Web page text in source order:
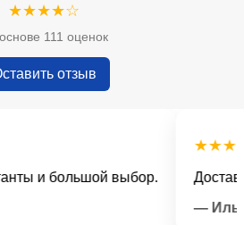
★★★★☆
111 оценок
отзыв
и большой выбор.
★★★★★
Доставка
— Илья